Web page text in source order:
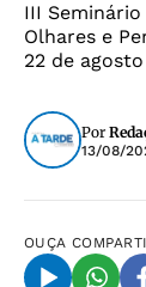
III
Olhares e
22 de agosto
Por
13/08/
OUÇA